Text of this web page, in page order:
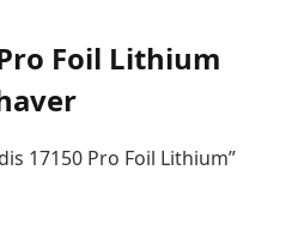
Foil Lithium
17150 Pro Foil Lithium”